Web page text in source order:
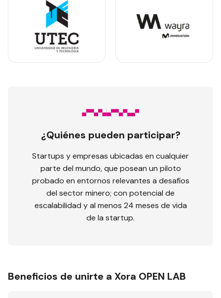
¿Quiénes pueden participar?
Startups y empresas ubicadas en cualquier
parte del mundo, que posean un piloto
probado en entornos relevantes a desafíos
del sector minero; con potencial de
escalabilidad y al menos 24 meses de vida
de la startup.
Beneficios de unirte a Xora OPEN LAB